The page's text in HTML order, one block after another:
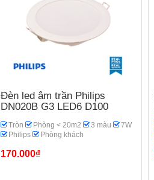
Đèn led âm trần Philips
DN020B G3 LED6 D100
Tròn Phòng < 20m2 3 màu
7W
Philips
Phòng khách
170.000₫